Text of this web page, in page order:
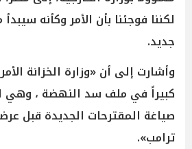
لكننا فوجئنا بأن الأمر وكأنه
جديد.
وأشارت إلى أن «وزارة الخزانة
كبيراً في ملف سد النهضة ، وهي
صياغة المقترحات الجديدة قبل
ترامب».